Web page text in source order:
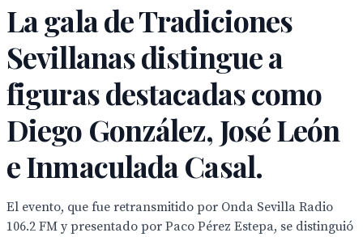
La gala de Tradiciones
Sevillanas distingue a
figuras destacadas como
Diego González, José León
e Inmaculada Casal.
El evento, que fue retransmitido por Onda Sevilla Radio
106.2 FM y presentado por Paco Pérez Estepa, se distinguió